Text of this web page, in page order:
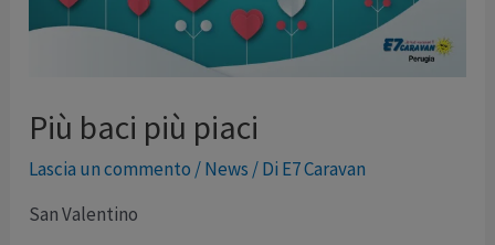
Più baci più piaci
Lascia un commento /News / Di E7 Caravan
San Valentino